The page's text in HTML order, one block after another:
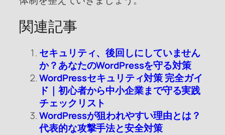
関連記事
セキュリティ、後回しにしていません
か？あなたのWordPressを守る対策
WordPressセキュリティ対策 完全ガイ
ド｜初心者から中小企業まで守る実践
チェックリスト
WordPressが狙われやすい理由とは？
代表的な攻撃手法と安全対策